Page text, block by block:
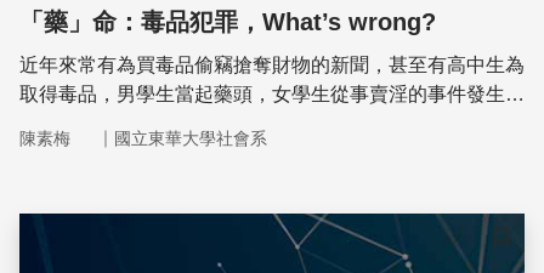
「藥」命：毒品犯罪，What’s wrong?
近年來常有為買毒品偷竊搶奪財物的新聞，甚至有高中生為
取得毒品，男學生當起藥頭，女學生從事賣淫的事件發生，
2005-2013警察查獲毒品嫌疑犯人數，其間或有增減，但每
陳素梅 ｜ 國立東華大學社會系
儲存